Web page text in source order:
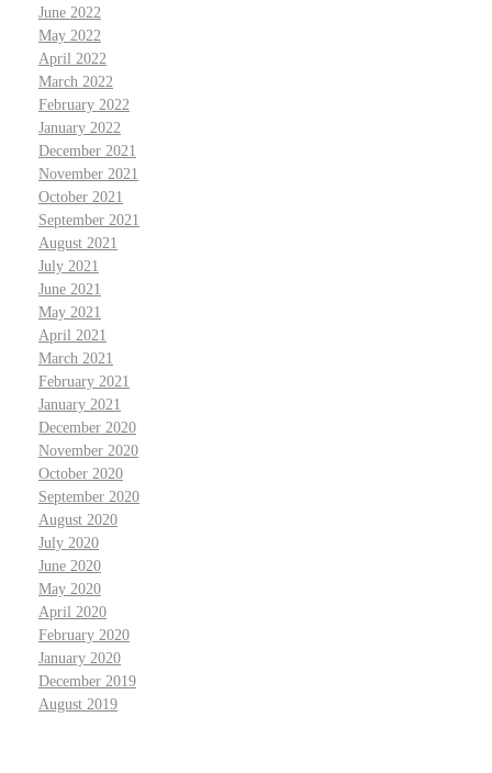
June 2022
May 2022
April 2022
March 2022
February 2022
January 2022
December 2021
November 2021
October 2021
September 2021
August 2021
July 2021
June 2021
May 2021
April 2021
March 2021
February 2021
January 2021
December 2020
November 2020
October 2020
September 2020
August 2020
July 2020
June 2020
May 2020
April 2020
February 2020
January 2020
December 2019
August 2019